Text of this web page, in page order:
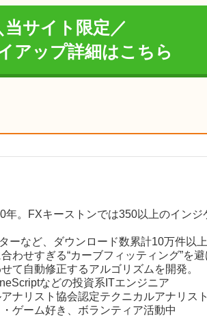
当サイト限定／
アップ詳細はこちら
年。FXキーストンでは350以上のインジ
ーなど、ダウンロード数累計10万件以上
わせすぎる“カーブフィッティング”を
て自動修正するアルゴリズムを開発。
などの投資系ITエンジニア
ナリスト協会認定テクニカルアナリス
ゲーム好き、ボランティア活動中